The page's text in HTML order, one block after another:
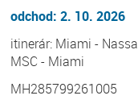
odchod: 2. 10. 2026
itinerár: Miami -
MSC - Miami
MH285799261005